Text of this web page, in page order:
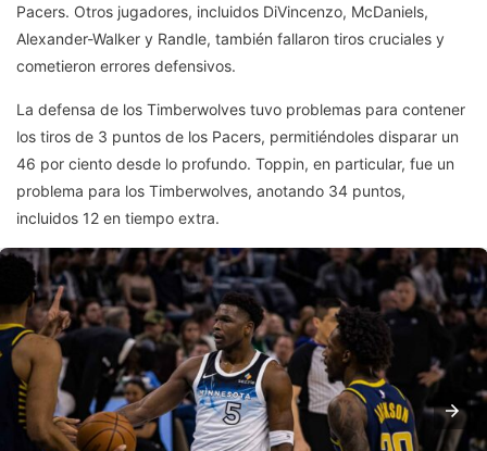
Pacers. Otros jugadores, incluidos DiVincenzo, McDaniels,
Alexander-Walker y Randle, también fallaron tiros cruciales y
cometieron errores defensivos.
La defensa de los Timberwolves tuvo problemas para contener
los tiros de 3 puntos de los Pacers, permitiéndoles disparar un
46 por ciento desde lo profundo. Toppin, en particular, fue un
problema para los Timberwolves, anotando 34 puntos,
incluidos 12 en tiempo extra.